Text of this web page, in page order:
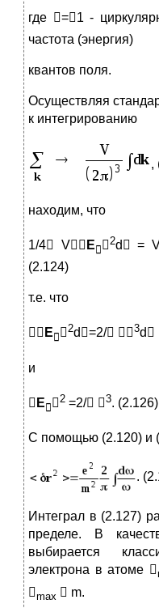
где =1 -
частота (энергия)
квантов поля.
Осуществляя
к интегрированию
,
находим, что
1/4 V E  2d =
(2.124)
т.е. что
 E  2d=2/ 3d
и
 E  2 =2/ 3. (2.126)
С помощью (2.120) и
.
Интеграл в (2.127)
пределе. В
выбирается
электрона в атоме 
max  m.